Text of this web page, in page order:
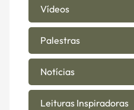
Vídeos
Palestras
Notícias
Leituras Inspiradoras